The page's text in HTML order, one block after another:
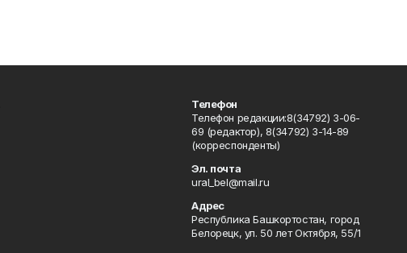
Телефон
Телефон редакции:8(34792) 3-06-
69 (редактор), 8(34792) 3-14-89
(корреспонденты)
Эл. почта
ural_bel@mail.ru
Адрес
Республика Башкортостан, город
Белорецк, ул. 50 лет Октября, 55/1